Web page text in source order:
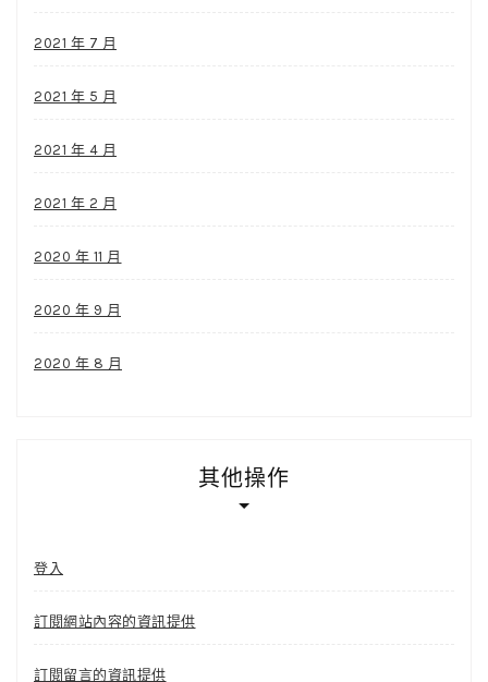
2021 年 7 月
2021 年 5 月
2021 年 4 月
2021 年 2 月
2020 年 11 月
2020 年 9 月
2020 年 8 月
其他操作
登入
訂閱網站內容的資訊提供
訂閱留言的資訊提供